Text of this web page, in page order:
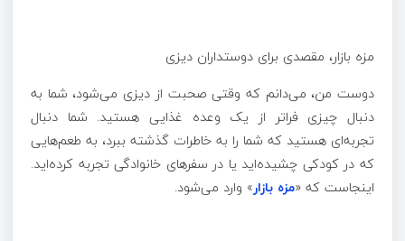
مزه بازار، مقصدی برای دوستداران دیزی
دوست من، می‌دانم که وقتی صحبت از دیزی می‌شود، شما به
دنبال چیزی فراتر از یک وعده غذایی هستید. شما دنبال
تجربه‌ای هستید که شما را به خاطرات گذشته ببرد، به طعم‌هایی
که در کودکی چشیده‌اید یا در سفرهای خانوادگی تجربه کرده‌اید.
اینجاست که «مزه بازار» وارد می‌شود.